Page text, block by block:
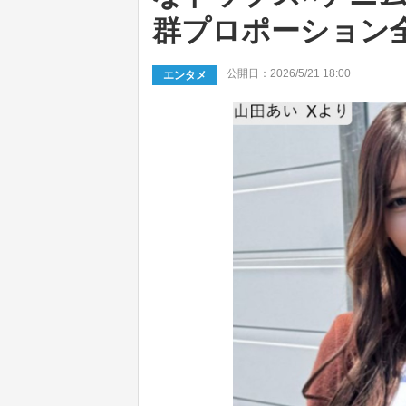
群プロポーション
エンタメ 公開日：2026/5/21 18:00